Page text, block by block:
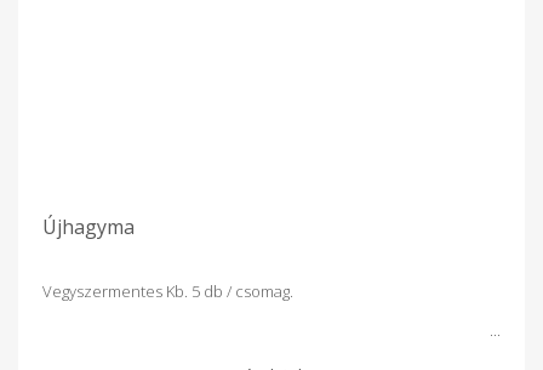
Újhagyma
Vegyszermentes Kb. 5 db / csomag.